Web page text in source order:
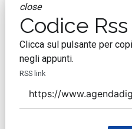
close
Codice Rss
Clicca sul pulsante per
negli appunti.
RSS link